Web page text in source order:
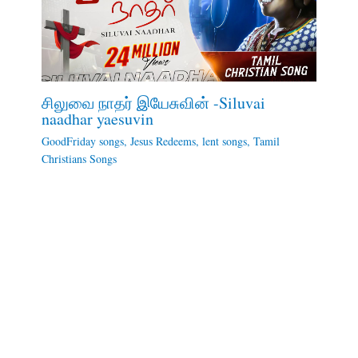
சிலுவை நாதர் இயேசுவின் -Siluvai
naadhar yaesuvin
GoodFriday songs, Jesus Redeems, lent songs, Tamil
Christians Songs